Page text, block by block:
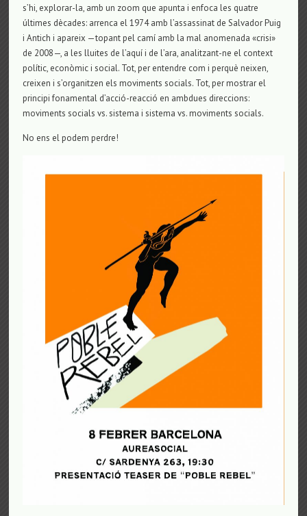
s’hi, explorar-la, amb un zoom que apunta i enfoca les quatre
últimes dècades: arrenca el 1974 amb l’assassinat de Salvador Puig
i Antich i apareix —topant pel camí amb la mal anomenada «crisi»
de 2008—, a les lluites de l’aquí i de l’ara, analitzant-ne el context
polític, econòmic i social. Tot, per entendre com i perquè neixen,
creixen i s’organitzen els moviments socials. Tot, per mostrar el
principi fonamental d’acció-reacció en ambdues direccions:
moviments socials vs. sistema i sistema vs. moviments socials.
No ens el podem perdre!